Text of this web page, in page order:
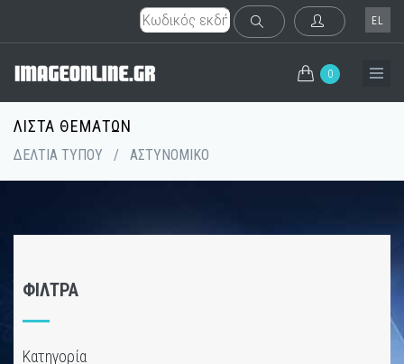
EL
0
ΛΊΣΤΑ ΘΕΜΆΤΩΝ
ΔΕΛΤΙΑ ΤΥΠΟΥ / ΑΣΤΥΝΟΜΙΚΟ
ΦΊΛΤΡΑ
Κατηγορία